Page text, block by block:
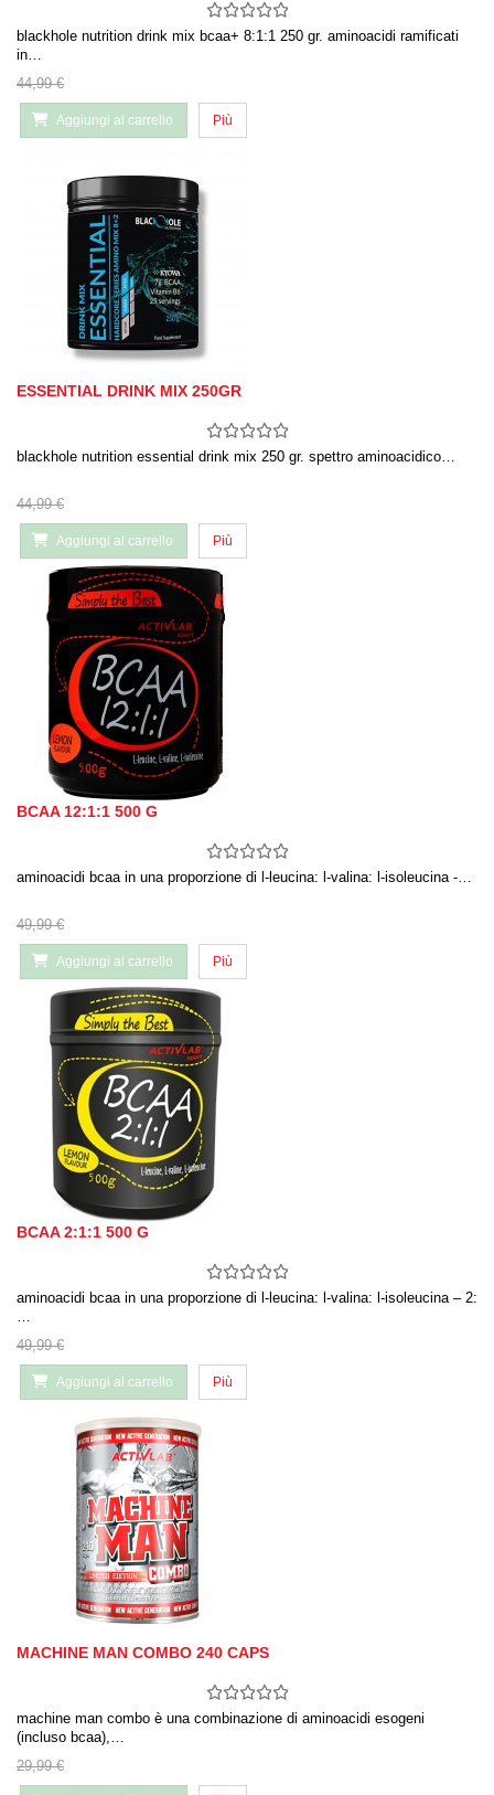
blackhole nutrition drink mix bcaa+ 8:1:1 250 gr. aminoacidi ramificati
in…
44,99 €
Aggiungi al carrello Più
ESSENTIAL DRINK MIX 250GR
blackhole nutrition essential drink mix 250 gr. spettro aminoacidico…
44,99 €
Aggiungi al carrello Più
BCAA 12:1:1 500 G
aminoacidi bcaa in una proporzione di l-leucina: l-valina: l-isoleucina -…
49,99 €
Aggiungi al carrello Più
BCAA 2:1:1 500 G
aminoacidi bcaa in una proporzione di l-leucina: l-valina: l-isoleucina – 2:
…
49,99 €
Aggiungi al carrello Più
MACHINE MAN COMBO 240 CAPS
machine man combo è una combinazione di aminoacidi esogeni
(incluso bcaa),…
29,99 €